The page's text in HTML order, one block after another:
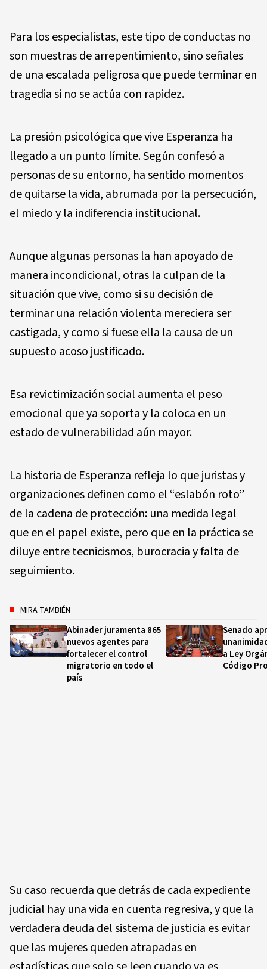
Para los especialistas, este tipo de conductas no
son muestras de arrepentimiento, sino señales
de una escalada peligrosa que puede terminar en
tragedia si no se actúa con rapidez.
La presión psicológica que vive Esperanza ha
llegado a un punto límite. Según confesó a
personas de su entorno, ha sentido momentos
de quitarse la vida, abrumada por la persecución,
el miedo y la indiferencia institucional.
Aunque algunas personas la han apoyado de
manera incondicional, otras la culpan de la
situación que vive, como si su decisión de
terminar una relación violenta mereciera ser
castigada, y como si fuese ella la causa de un
supuesto acoso justificado.
Esa revictimización social aumenta el peso
emocional que ya soporta y la coloca en un
estado de vulnerabilidad aún mayor.
La historia de Esperanza refleja lo que juristas y
organizaciones definen como el “eslabón roto”
de la cadena de protección: una medida legal
que en el papel existe, pero que en la práctica se
diluye entre tecnicismos, burocracia y falta de
seguimiento.
MIRA TAMBIÉN
Abinader juramenta 865
nuevos agentes para
fortalecer el control
migratorio en todo el
país
Senado
a Ley
Código
Su caso recuerda que detrás de cada expediente
judicial hay una vida en cuenta regresiva, y que la
verdadera deuda del sistema de justicia es evitar
que las mujeres queden atrapadas en